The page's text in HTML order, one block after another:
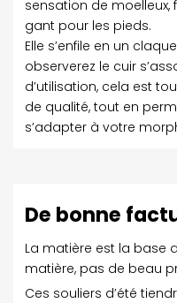
sensation de moelleux,
gant pour les pieds.
Elle s’enfile en un
observerez le cuir
d’utilisation, cela est
de qualité, tout en
s’adapter à votre
De bonne
La matière est la base
matière, pas de beau
Ces souliers d’été